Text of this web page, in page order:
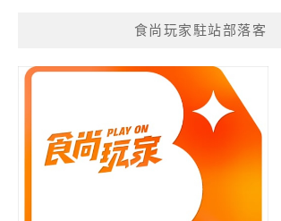
食尚玩家駐站部落客